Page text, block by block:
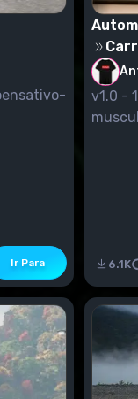
Ir Para
v1.0 -
6.1K